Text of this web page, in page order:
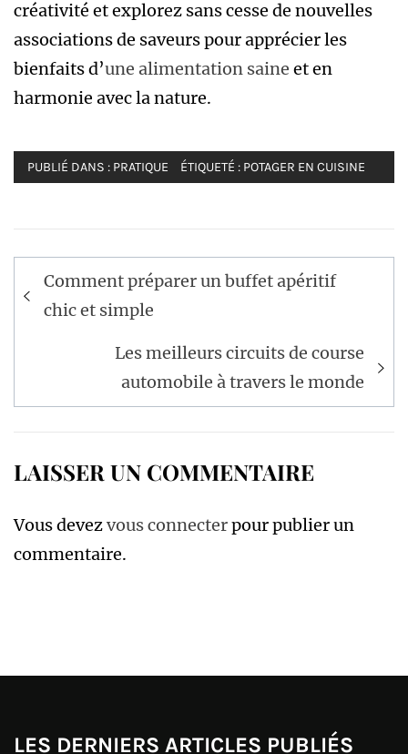
créativité et explorez sans cesse de nouvelles
associations de saveurs pour apprécier les
bienfaits d’une alimentation saine et en
harmonie avec la nature.
PUBLIÉ DANS : PRATIQUE ÉTIQUETÉ : POTAGER EN CUISINE
Navigation
de
Comment préparer un buffet apéritif
chic et simple
Les meilleurs circuits de course
automobile à travers le monde
LAISSER UN COMMENTAIRE
Vous devezvous connecterpour publier un
commentaire.
LES DERNIERS ARTICLES PUBLIÉS